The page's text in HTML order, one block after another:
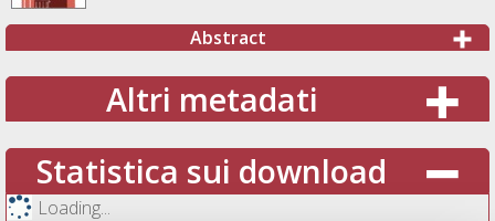
Abstract
Altri metadati
Statistica sui download
Loading...